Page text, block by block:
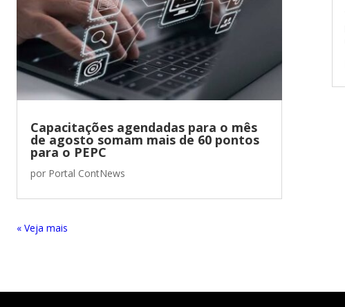
Capacitações agendadas para o mês
de agosto somam mais de 60 pontos
para o PEPC
por Portal ContNews
« Entradas Antigas